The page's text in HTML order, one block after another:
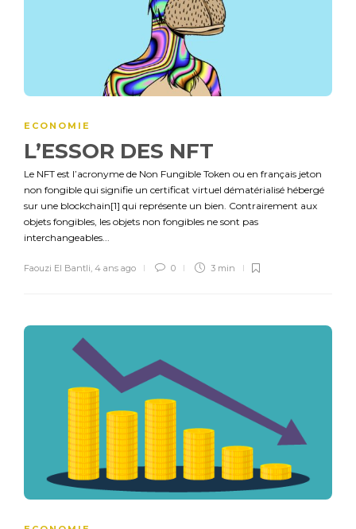
ECONOMIE
L’ESSOR DES NFT
Le NFT est l’acronyme de Non Fungible Token ou en français jeton
non fongible qui signifie un certificat virtuel dématérialisé hébergé
sur une blockchain[1] qui représente un bien. Contrairement aux
objets fongibles, les objets non fongibles ne sont pas
interchangeables...
Faouzi El Bantli 4 ans ago 0 3 min